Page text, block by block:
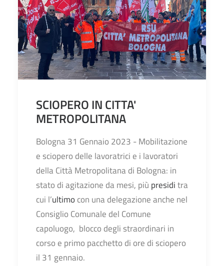
SCIOPERO IN CITTA'
METROPOLITANA
Bologna 31 Gennaio 2023 - Mobilitazione
e sciopero delle lavoratrici e i lavoratori
della Città Metropolitana di Bologna: in
stato di agitazione da mesi, più presiditra
cui l’ultimo con una delegazione anche nel
Consiglio Comunale del Comune
capoluogo, blocco degli straordinari in
corso e primo pacchetto di ore di sciopero
il 31 gennaio.